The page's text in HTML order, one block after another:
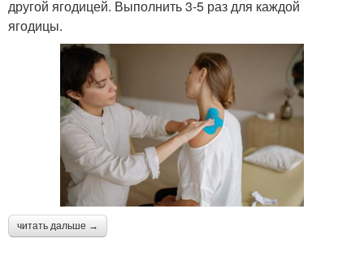
другой ягодицей. Выполнить 3-5 раз для каждой
ягодицы.
читать дальше →